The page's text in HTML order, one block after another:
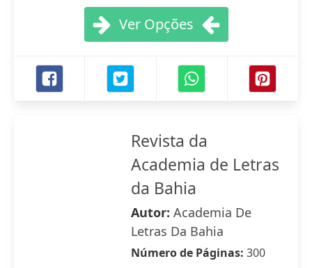
Ver Opções
Revista da
Academia de Letras
da Bahia
Autor: Academia De
Letras Da Bahia
Número de Páginas: 300